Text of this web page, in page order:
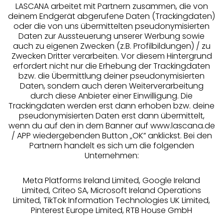
Services
Beratung
Über uns
Rechtliches
Alle Preise inkl. MwSt., zzgl.
Versandkosten
LASCANA arbeitet mit Partnern zusammen, die von
deinem Endgerät abgerufene Daten (Trackingdaten)
oder die von uns übermittelten pseudonymisierten
Daten zur Aussteuerung unserer Werbung sowie
auch zu eigenen Zwecken (z.B. Profilbildungen) / zu
Zwecken Dritter verarbeiten. Vor diesem Hintergrund
erfordert nicht nur die Erhebung der Trackingdaten
bzw. die Übermittlung deiner pseudonymisierten
Daten, sondern auch deren Weiterverarbeitung
durch diese Anbieter einer Einwilligung. Die
Trackingdaten werden erst dann erhoben bzw. deine
pseudonymisierten Daten erst dann übermittelt,
wenn du auf den in dem Banner auf www.lascana.de
/ APP wiedergebenden Button „OK” anklickst. Bei den
Partnern handelt es sich um die folgenden
Unternehmen:
Meta Platforms Ireland Limited, Google Ireland
Limited, Criteo SA, Microsoft Ireland Operations
Limited, TikTok Information Technologies UK Limited,
Pinterest Europe Limited, RTB House GmbH